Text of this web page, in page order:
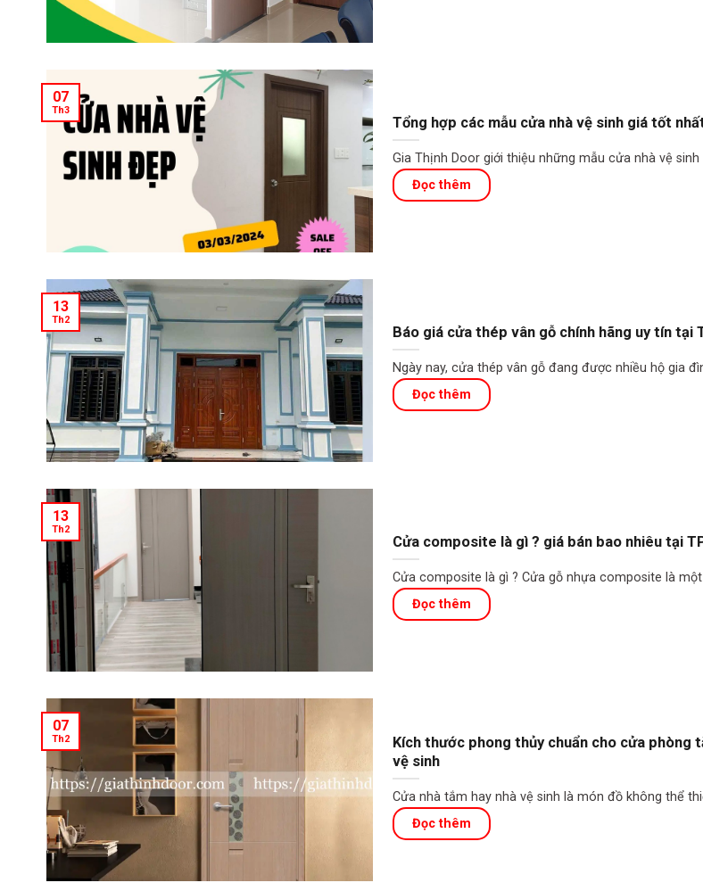
Tổng hợp các mẫu cửa nhà vệ sinh giá tốt
Gia Thịnh Door giới thiệu những mẫu cửa nhà vệ
07
Th3
Báo giá cửa thép vân gỗ chính hãng uy tín tại
Ngày nay, cửa thép vân gỗ đang được nhiều hộ gia
13
Th2
Cửa composite là gì ? giá bán bao nhiêu tại
Cửa composite là gì ? Cửa gỗ nhựa composite là
13
Th2
Kích thước phong thủy chuẩn cho cửa phòng
vệ sinh
Cửa nhà tắm hay nhà vệ sinh là món đồ không thể
07
Th2